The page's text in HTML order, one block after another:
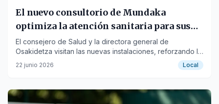
El nuevo consultorio de Mundaka
optimiza la atención sanitaria para sus
1.650 habitantes
El consejero de Salud y la directora general de
Osakidetza visitan las nuevas instalaciones, reforzando la
atención a crónicos y mayores.
22 junio 2026 Local